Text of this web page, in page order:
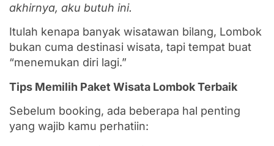
akhirnya, aku butuh ini.
Itulah kenapa banyak wisatawan bilang, Lombok
bukan cuma destinasi wisata, tapi tempat buat
“menemukan diri lagi.”
Tips Memilih Paket Wisata Lombok Terbaik
Sebelum booking, ada beberapa hal penting
yang wajib kamu perhatiin: